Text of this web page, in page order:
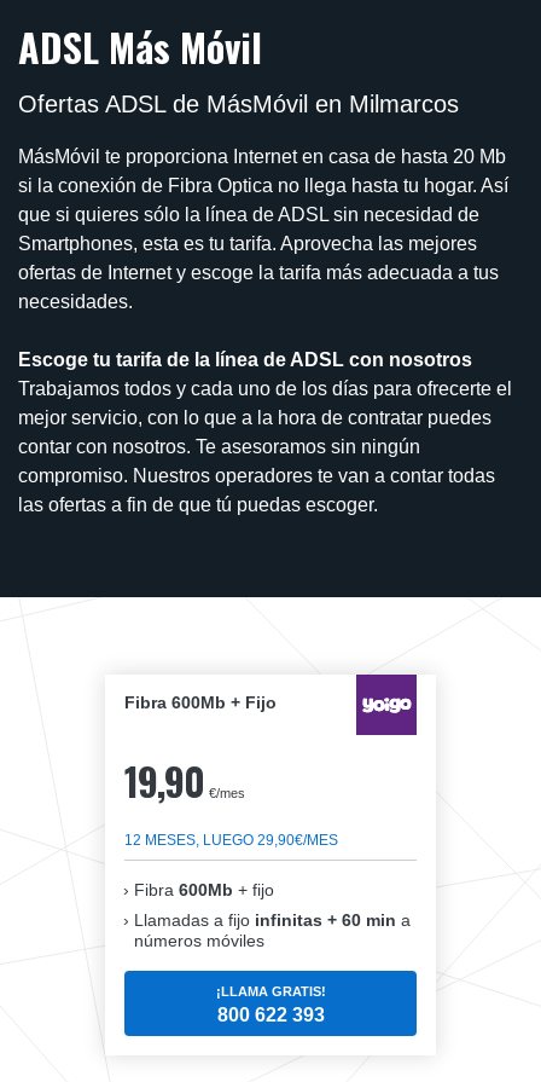
ADSL Más Móvil
Ofertas ADSL de MásMóvil en Milmarcos
MásMóvil te proporciona Internet en casa de hasta 20 Mb
si la conexión de Fibra Optica no llega hasta tu hogar. Así
que si quieres sólo la línea de ADSL sin necesidad de
Smartphones, esta es tu tarifa. Aprovecha las mejores
ofertas de Internet y escoge la tarifa más adecuada a tus
necesidades.
Escoge tu tarifa de la línea de ADSL con nosotros
Trabajamos todos y cada uno de los días para ofrecerte el
mejor servicio, con lo que a la hora de contratar puedes
contar con nosotros. Te asesoramos sin ningún
compromiso. Nuestros operadores te van a contar todas
las ofertas a fin de que tú puedas escoger.
Fibra 600Mb + Fijo
19,90 €/mes
12 MESES, LUEGO 29,90€/MES
Fibra 600Mb + fijo
Llamadas a fijo infinitas + 60 min a
números móviles
¡LLAMA GRATIS!
800 622 393